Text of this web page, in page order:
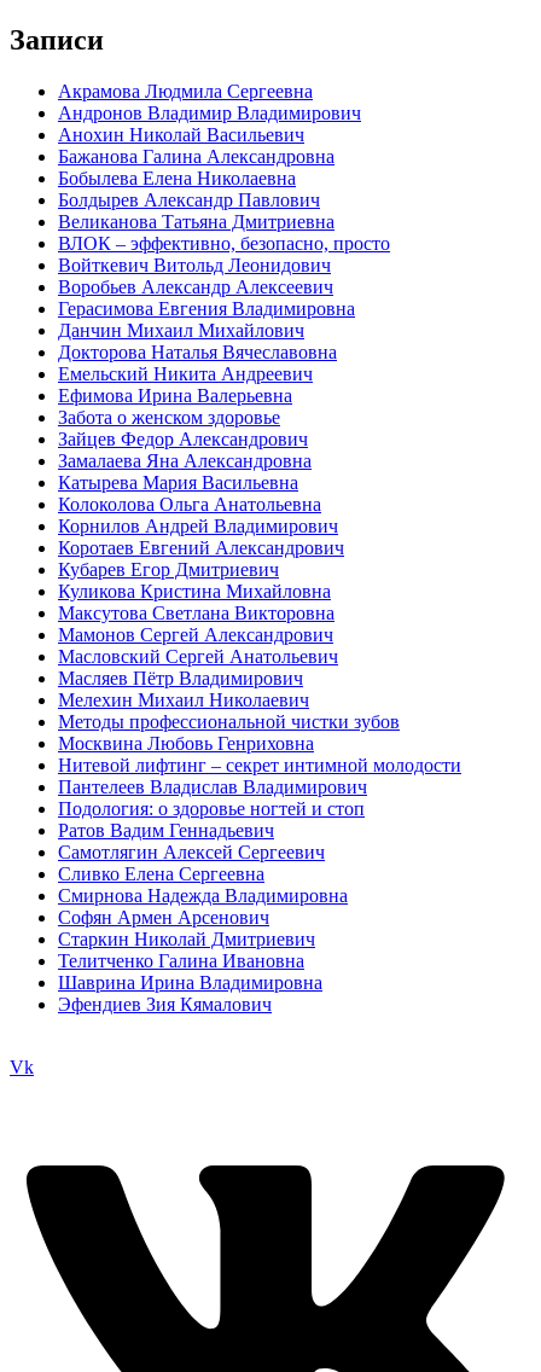
Записи
Акрамова Людмила Сергеевна
Андронов Владимир Владимирович
Анохин Николай Васильевич
Бажанова Галина Александровна
Бобылева Елена Николаевна
Болдырев Александр Павлович
Великанова Татьяна Дмитриевна
ВЛОК – эффективно, безопасно, просто
Войткевич Витольд Леонидович
Воробьев Александр Алексеевич
Герасимова Евгения Владимировна
Данчин Михаил Михайлович
Докторова Наталья Вячеславовна
Емельский Никита Андреевич
Ефимова Ирина Валерьевна
Забота о женском здоровье
Зайцев Федор Александрович
Замалаева Яна Александровна
Катырева Мария Васильевна
Колоколова Ольга Анатольевна
Корнилов Андрей Владимирович
Коротаев Евгений Александрович
Кубарев Егор Дмитриевич
Куликова Кристина Михайловна
Максутова Светлана Викторовна
Мамонов Сергей Александрович
Масловский Сергей Анатольевич
Масляев Пётр Владимирович
Мелехин Михаил Николаевич
Методы профессиональной чистки зубов
Москвина Любовь Генриховна
Нитевой лифтинг – секрет интимной молодости
Пантелеев Владислав Владимирович
Подология: о здоровье ногтей и стоп
Ратов Вадим Геннадьевич
Самотлягин Алексей Сергеевич
Сливко Елена Сергеевна
Смирнова Надежда Владимировна
Софян Армен Арсенович
Старкин Николай Дмитриевич
Телитченко Галина Ивановна
Шаврина Ирина Владимировна
Эфендиев Зия Кямалович
Vk